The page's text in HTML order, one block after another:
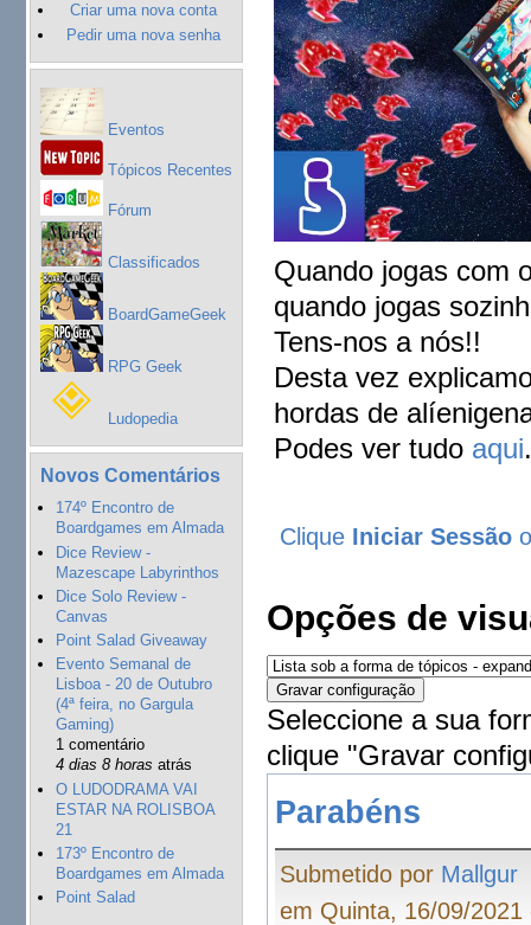
Criar uma nova conta
Pedir uma nova senha
Eventos
Tópicos Recentes
Fórum
Classificados
BoardGameGeek
RPG Geek
Ludopedia
Novos Comentários
174º Encontro de
Boardgames em Almada
Dice Review -
Mazescape Labyrinthos
Dice Solo Review -
Canvas
Point Salad Giveaway
Evento Semanal de
Lisboa - 20 de Outubro
(4ª feira, no Gargula
Gaming)
1 comentário
4 dias 8 horas atrás
O LUDODRAMA VAI
ESTAR NA ROLISBOA
21
173º Encontro de
Boardgames em Almada
Point Salad
Quando jogas com
quando jogas
Tens-nos a nós!!
Desta vez
hordas de
Podes ver tudo aqui
Clique Iniciar Sessão
Opções de
Seleccione a sua
clique "Gravar
Parabéns
Submetido por Mallgur
em Quinta, 16/09/2021